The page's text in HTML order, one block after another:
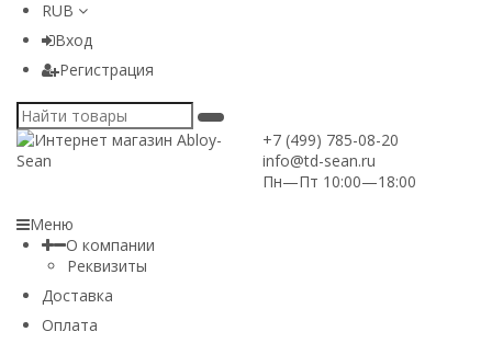
RUB
Вход
Регистрация
+7 (499) 785-08-20
info@td-sean.ru
Пн—Пт 10:00—18:00
Меню
О компании
Реквизиты
Доставка
Оплата